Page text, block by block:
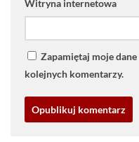
Witryna internetowa
Zapamiętaj moje
kolejnych komentarzy.